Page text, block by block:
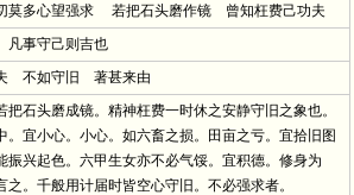
莫多心望强求 若把石头磨作镜 曾知枉费己功夫
事守己则吉也
不如守旧 著甚来由
石头磨成镜。精神枉费一时休之安静守旧之象也。
。宜小心。小心。如六畜之损。田亩之亏。宜拾旧图
振兴起色。六甲生女亦不必气馁。宜积德。修身为
之。千般用计届时皆空心守旧。不必强求者。